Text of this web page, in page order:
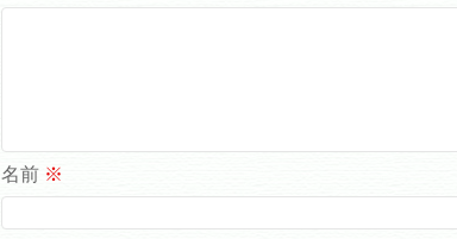
名前 ※